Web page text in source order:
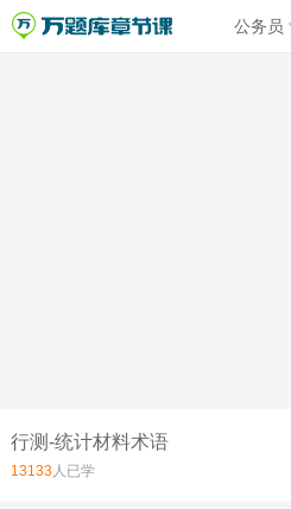
公务员
行测-统计材料术语
13133人已学